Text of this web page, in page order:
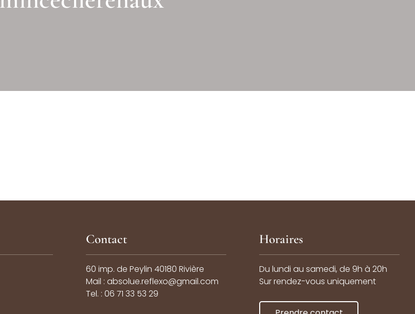
Contact
60 imp. de Peylin 40180 Rivière
Mail : absolue.reflexo@gmail.com
Tel. : 06 71 33 53 29
Horaires
Du lundi au samedi, de 9h à 20h
Sur rendez-vous uniquement